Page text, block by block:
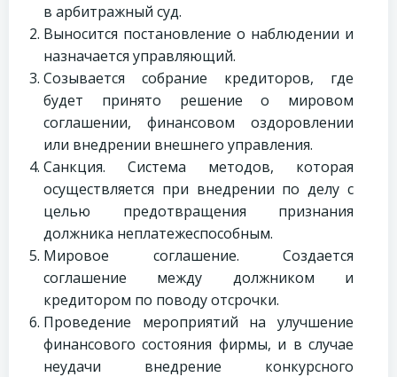
в арбитражный суд.
Выносится постановление о наблюдении и
назначается управляющий.
Созывается собрание кредиторов, где
будет принято решение о мировом
соглашении, финансовом оздоровлении
или внедрении внешнего управления.
Санкция. Система методов, которая
осуществляется при внедрении по делу с
целью предотвращения признания
должника неплатежеспособным.
Мировое соглашение. Создается
соглашение между должником и
кредитором по поводу отсрочки.
Проведение мероприятий на улучшение
финансового состояния фирмы, и в случае
неудачи внедрение конкурсного